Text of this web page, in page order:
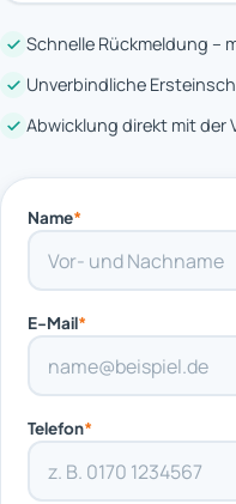
Schnelle Rückmeldung –
Unverbindliche
Abwicklung direkt mit der
Name*
E-Mail*
Telefon*